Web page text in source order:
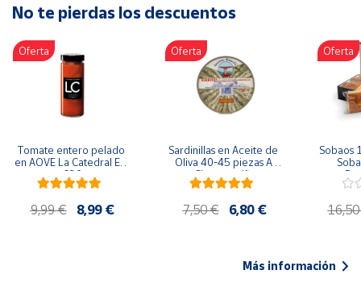
Artesanía
Oficina y
Papelería
Para Canarias,
Ceuta y Melilla
populares
Bono
Cultural
No te pierdas los descuentos
Oferta
Tomate entero pelado
en AOVE La Catedral ER-
630
9,99 € 8,99 €
Oferta
Sardinillas en Aceite de
Oliva 40-45 piezas A
Churrusquiña
7,50 € 6,80 €
Oferta
Sobaos
Más información